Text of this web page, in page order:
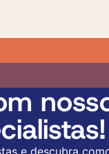
e descubra